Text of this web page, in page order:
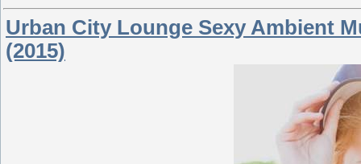
Urban City Lounge Sexy Ambient
(2015)